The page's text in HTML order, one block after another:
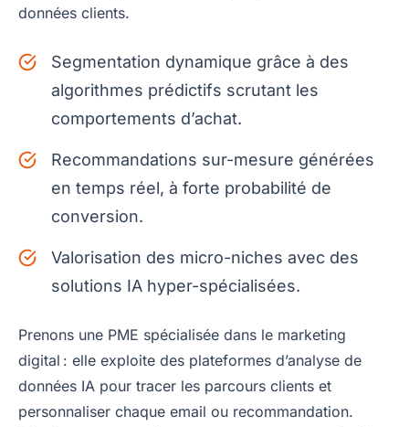
données clients.
Segmentation dynamique grâce à des
algorithmes prédictifs scrutant les
comportements d’achat.
Recommandations sur-mesure générées
en temps réel, à forte probabilité de
conversion.
Valorisation des micro-niches avec des
solutions IA hyper-spécialisées.
Prenons une PME spécialisée dans le marketing
digital : elle exploite des plateformes d’analyse de
données IA pour tracer les parcours clients et
personnaliser chaque email ou recommandation.